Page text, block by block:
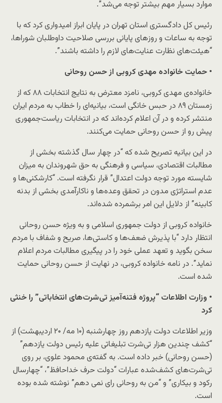
موارد بسیار مهم بیشتر توجه می‌شد”.
رئیس کل دادگستری استان تهران در پایان ابراز امیدواری کرد که با
توجه به ساعات و روزهای پایانی بررسی صلاحیت داوطلبان شورا‌ها،
“هیئت‌های نظارت عنایت‌های لازم را داشته باشند”.
• حمایت خانواده مهدی کروبی از حسن روحانی
خانواده‌ی مهدی کروبی، نامزد معترض به نتایج انتخابات ۸۸ که از
زمستان ۸۹ در حبس خانگی است، بیانیه‌ای را خطاب به مردم ایران
منتشر کرده‌ و در آن اعلام کرده‌اند که در انتخابات ریاست‌جمهوری
پیش رو از حسن روحانی حمایت می‌کنند.
در این بیانیه تصریح شده که “در چهار سال گذشته بخشی از
مطالبات اقتصادی، سیاسی و فرهنگی به حق شهروندان به میزان
شایسته مورد توجه دولت اعتدال” قرار نگرفته است. “کارشکنی‌ها و
عدم استراتژی مدون در تحقق وعده‌ها و ناکارآمدی بخشی از بدنه
کابینه” از دلایل این امر برشمرده شده‌اند.
خانواده کروبی از دولت جمهوری اسلامی و به ویژه حسن روحانی
انتظار دارد “با پذیرش ضعف‌ها و کاستی‌ها، صریح و شفاف با مردم
سخن بگوید و تعهد عملی خود را در پیگیری مطالبات مردم اعلام
نماید”. در نامه خانواده کروبی، در نهایت از حسن روحانی حمایت
شده است.
• وزارت اطلاعات “پروژه فتنه‌آمیز تی‌شرت‌های انتخاباتی” را خنثی
کرد
وزیر اطلاعات دولت یازدهم روز چهارشنبه (۱۰ مه/ ۲۰ اردیبهشت) از
“کشف چندین هزار تی‌شرت تبلیغاتی علیه رئیس دولت یازدهم”
(حسن روحانی) خبر داده است. به گفته‌ی محمود علوی، بر روی
تی‌شرت‌های کشف‌شده عبارات “دولت حرف خداحافظ”، “چهارسال
رکود و بیکاری” و “من به روحانی رای نمی دهم” نوشته شده بوده
است.